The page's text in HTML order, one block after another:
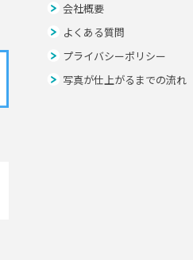
会社概要
よくある質問
プライバシーポリシー
写真が仕上がるまでの流れ